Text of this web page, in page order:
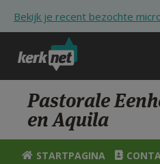
Bekijk je recent bezochte
KERK
VIERINGEN
Pastorale
en Aquila
STARTPAGINA